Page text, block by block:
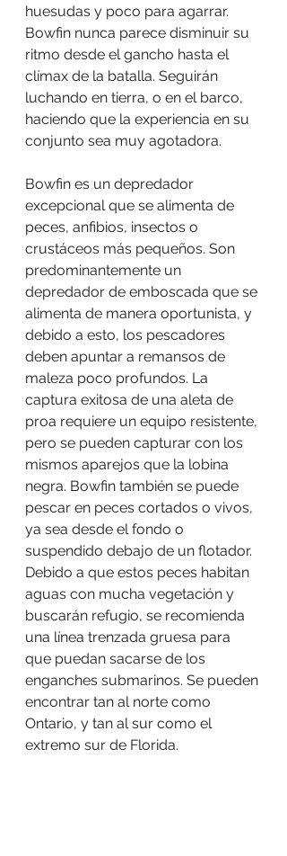
huesudas y poco para agarrar.
Bowfin nunca parece disminuir su
ritmo desde el gancho hasta el
clímax de la batalla. Seguirán
luchando en tierra, o en el barco,
haciendo que la experiencia en su
conjunto sea muy agotadora.
Bowfin es un depredador
excepcional que se alimenta de
peces, anfibios, insectos o
crustáceos más pequeños. Son
predominantemente un
depredador de emboscada que se
alimenta de manera oportunista, y
debido a esto, los pescadores
deben apuntar a remansos de
maleza poco profundos. La
captura exitosa de una aleta de
proa requiere un equipo resistente,
pero se pueden capturar con los
mismos aparejos que la lobina
negra. Bowfin también se puede
pescar en peces cortados o vivos,
ya sea desde el fondo o
suspendido debajo de un flotador.
Debido a que estos peces habitan
aguas con mucha vegetación y
buscarán refugio, se recomienda
una línea trenzada gruesa para
que puedan sacarse de los
enganches submarinos. Se pueden
encontrar tan al norte como
Ontario, y tan al sur como el
extremo sur de Florida.